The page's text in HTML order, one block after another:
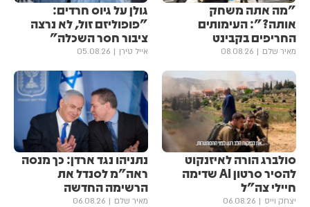
"מה אתה משחק
אותה?": העימותים
החריפים בקבינט
מאיר שלם 08.08.26
גולן ‏על גיוס חרדים:
"פופוליזם זול, לא נרצה
ציבור חסר השכלה"
אייל טירן 05.08.26
סולברג הורה לאיזנקוט
להסיר סרטון AI שדימה
חיילי צה"ל
יצחק וייס 06.08.26
נתניהו נגד ארדן: כך מנסה
ראה"מ לסנדל את
הרשימה החדשה
מאיר שלם 06.08.26